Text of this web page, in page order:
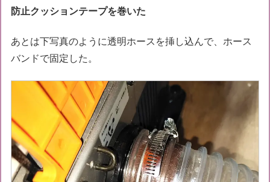
防止クッションテープを巻いた
あとは下写真のように透明ホースを挿し込んで、ホース
バンドで固定した。